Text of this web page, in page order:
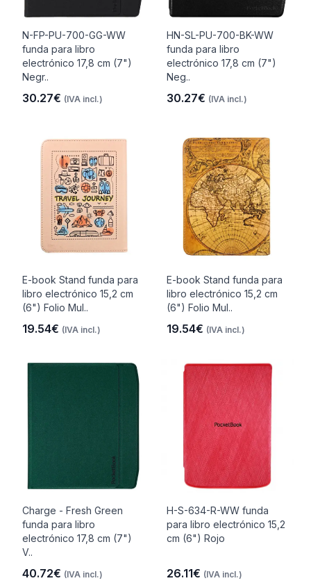
N-FP-PU-700-GG-WW
funda para libro
electrónico 17,8 cm (7")
Negr..
30.27€ (IVA incl.)
HN-SL-PU-700-BK-WW
funda para libro
electrónico 17,8 cm (7")
Neg..
30.27€ (IVA incl.)
E-book Stand funda para
libro electrónico 15,2 cm
(6") Folio Mul..
19.54€ (IVA incl.)
E-book Stand funda para
libro electrónico 15,2 cm
(6") Folio Mul..
19.54€ (IVA incl.)
Charge - Fresh Green
funda para libro
electrónico 17,8 cm (7")
V..
40.72€ (IVA incl.)
H-S-634-R-WW funda
para libro electrónico 15,2
cm (6") Rojo
26.11€ (IVA incl.)